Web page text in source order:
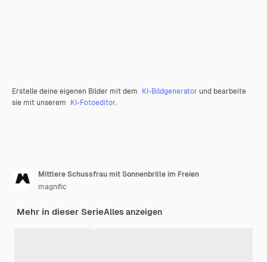
Erstelle deine eigenen Bilder mit dem KI-Bildgenerator und bearbeite
sie mit unserem KI-Fotoeditor.
Mittlere Schussfrau mit Sonnenbrille im Freien
magnific
Mehr in dieser SerieAlles anzeigen